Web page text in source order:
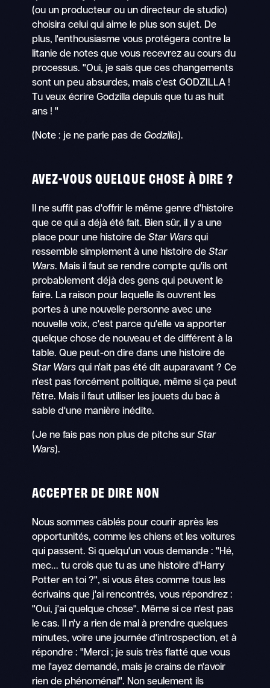
(ou un producteur ou un directeur de studio)
choisira celui qui aime le plus son sujet. De
plus, l'enthousiasme vous protégera contre la
litanie de notes que vous recevrez au cours du
processus. "Oui, je sais que ces changements
sont un peu absurdes, mais c'est GODZILLA !
Tu veux écrire Godzilla depuis que tu as huit
ans ! "
(Note : je ne parle pas de Godzilla).
AVEZ-VOUS QUELQUE CHOSE À DIRE ?
Il ne suffit pas d'offrir le même genre d'histoire
que ce qui a déjà été fait. Bien sûr, il y a une
place pour une histoire de Star Warsqui
ressemble simplement à une histoire de Star
Wars. Mais il faut se rendre compte qu'ils ont
probablement déjà des gens qui peuvent le
faire. La raison pour laquelle ils ouvrent les
portes à une nouvelle personne avec une
nouvelle voix, c'est parce qu'elle va apporter
quelque chose de nouveau et de différent à la
table. Que peut-on dire dans une histoire de
Star Wars qui n'ait pas été dit auparavant ? Ce
n'est pas forcément politique, même si ça peut
l'être. Mais il faut utiliser les jouets du bac à
sable d'une manière inédite.
(Je ne fais pas non plus de pitchs sur Star
Wars).
ACCEPTER DE DIRE NON
Nous sommes câblés pour courir après les
opportunités, comme les chiens et les voitures
qui passent. Si quelqu'un vous demande : "Hé,
mec... tu crois que tu as une histoire d'Harry
Potter en toi ?", si vous êtes comme tous les
écrivains que j'ai rencontrés, vous répondrez :
"Oui, j'ai quelque chose". Même si ce n'est pas
le cas. Il n'y a rien de mal à prendre quelques
minutes, voire une journée d'introspection, et à
répondre : "Merci ; je suis très flatté que vous
me l'ayez demandé, mais je crains de n'avoir
rien de phénoménal". Non seulement ils